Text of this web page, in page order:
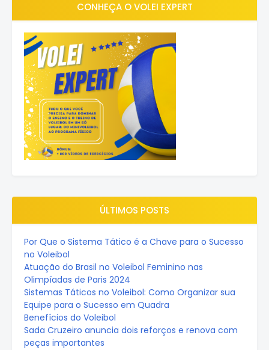
CONHEÇA O VOLEI EXPERT
ÚLTIMOS POSTS
Por Que o Sistema Tático é a Chave para o Sucesso
no Voleibol
Atuação do Brasil no Voleibol Feminino nas
Olimpíadas de Paris 2024
Sistemas Táticos no Voleibol: Como Organizar sua
Equipe para o Sucesso em Quadra
Benefícios do Voleibol
Sada Cruzeiro anuncia dois reforços e renova com
peças importantes